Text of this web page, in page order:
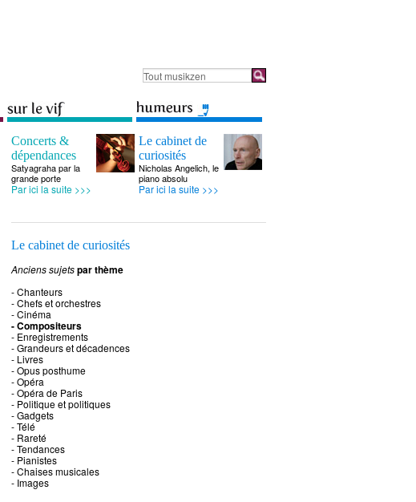
Concerts &
dépendances
Satyagraha par la
grande porte
Par ici la suite >>>
Le cabinet de
curiosités
Nicholas Angelich, le
piano absolu
Par ici la suite >>>
Le cabinet de curiosités
Anciens sujetspar thème
- Chanteurs
- Chefs et orchestres
- Cinéma
- Compositeurs
- Enregistrements
- Grandeurs et décadences
- Livres
- Opus posthume
- Opéra
- Opéra de Paris
- Politique et politiques
- Gadgets
- Télé
- Rareté
- Tendances
- Pianistes
- Chaises musicales
- Images